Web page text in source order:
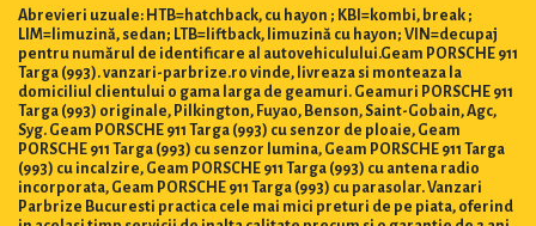
Abrevieri uzuale: HTB=hatchback, cu hayon ; KBI=kombi, break ;
LIM=limuzină, sedan; LTB=liftback, limuzină cu hayon; VIN=decupaj
pentru numărul de identificare al autovehiculului.Geam PORSCHE 911
Targa (993). vanzari-parbrize.ro vinde, livreaza si monteaza la
domiciliul clientului o gama larga de geamuri. Geamuri PORSCHE 911
Targa (993) originale, Pilkington, Fuyao, Benson, Saint-Gobain, Agc,
Syg. Geam PORSCHE 911 Targa (993) cu senzor de ploaie, Geam
PORSCHE 911 Targa (993) cu senzor lumina, Geam PORSCHE 911 Targa
(993) cu incalzire, Geam PORSCHE 911 Targa (993) cu antena radio
incorporata, Geam PORSCHE 911 Targa (993) cu parasolar. Vanzari
Parbrize Bucuresti practica cele mai mici preturi de pe piata, oferind
in acelasi timp servicii de inalta calitate precum si o garantie de 2 ani